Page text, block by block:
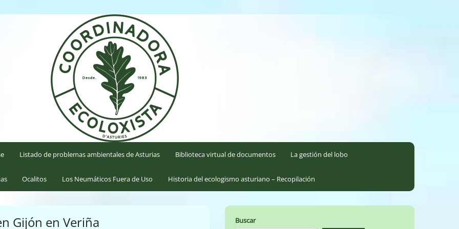
Listado de problemas ambientales de Asturias Biblioteca virtual de documentos La gestión del lobo
Ocalitos Los Neumáticos Fuera de Uso Historia del ecologismo asturiano – Recopilación
Gijón en Veriña Buscar